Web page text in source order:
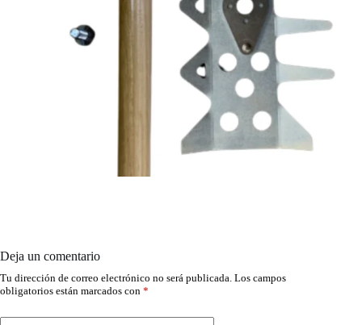
Deja un comentario
Tu dirección de correo electrónico no será publicada. Los campos
obligatorios están marcados con *